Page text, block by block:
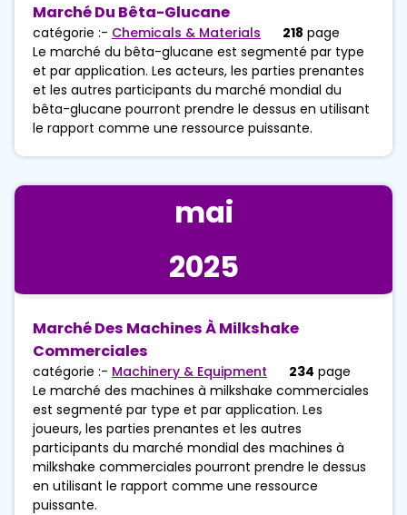
Marché Du Bêta-Glucane
catégorie :- Chemicals & Materials 218 page
Le marché du bêta-glucane est segmenté par type
et par application. Les acteurs, les parties prenantes
et les autres participants du marché mondial du
bêta-glucane pourront prendre le dessus en utilisant
le rapport comme une ressource puissante.
mai
2025
Marché Des Machines À Milkshake
Commerciales
catégorie :- Machinery & Equipment 234 page
Le marché des machines à milkshake commerciales
est segmenté par type et par application. Les
joueurs, les parties prenantes et les autres
participants du marché mondial des machines à
milkshake commerciales pourront prendre le dessus
en utilisant le rapport comme une ressource
puissante.